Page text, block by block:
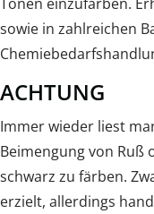
Tönen einzufärben.
sowie in zahlreichen
ACHTUNG
Immer wieder liest
Beimengung von Ruß
schwarz zu färben.
erzielt, allerdings